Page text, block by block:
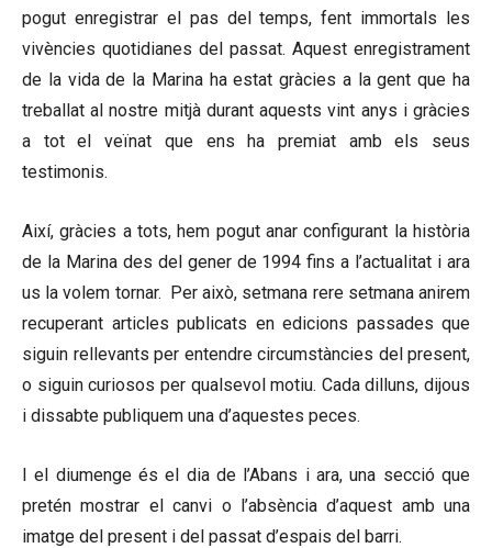
pogut enregistrar el pas del temps, fent immortals les
vivències quotidianes del passat. Aquest enregistrament
de la vida de la Marina ha estat gràcies a la gent que ha
treballat al nostre mitjà durant aquests vint anys i gràcies
a tot el veïnat que ens ha premiat amb els seus
testimonis.
Així, gràcies a tots, hem pogut anar configurant la història
de la Marina des del gener de 1994 fins a l’actualitat i ara
us la volem tornar. Per això, setmana rere setmana anirem
recuperant articles publicats en edicions passades que
siguin rellevants per entendre circumstàncies del present,
o siguin curiosos per qualsevol motiu. Cada dilluns, dijous
i dissabte publiquem una d’aquestes peces.
I el diumenge és el dia de l’Abans i ara, una secció que
pretén mostrar el canvi o l’absència d’aquest amb una
imatge del present i del passat d’espais del barri.